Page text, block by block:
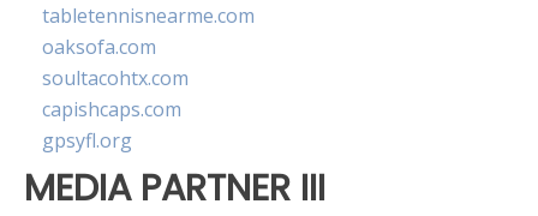
tabletennisnearme.com
oaksofa.com
soultacohtx.com
capishcaps.com
gpsyfl.org
MEDIA PARTNER III